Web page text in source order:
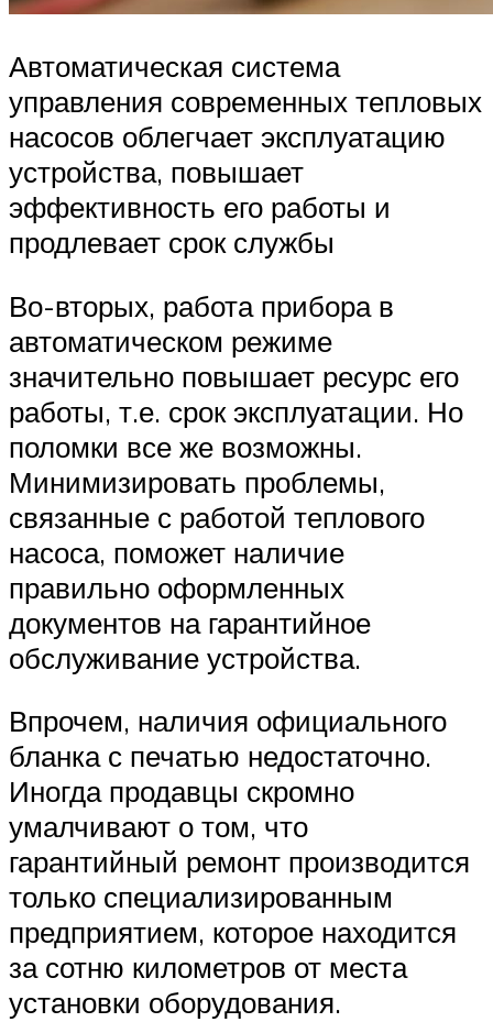
Автоматическая система
управления современных тепловых
насосов облегчает эксплуатацию
устройства, повышает
эффективность его работы и
продлевает срок службы
Во-вторых, работа прибора в
автоматическом режиме
значительно повышает ресурс его
работы, т.е. срок эксплуатации. Но
поломки все же возможны.
Минимизировать проблемы,
связанные с работой теплового
насоса, поможет наличие
правильно оформленных
документов на гарантийное
обслуживание устройства.
Впрочем, наличия официального
бланка с печатью недостаточно.
Иногда продавцы скромно
умалчивают о том, что
гарантийный ремонт производится
только специализированным
предприятием, которое находится
за сотню километров от места
установки оборудования.